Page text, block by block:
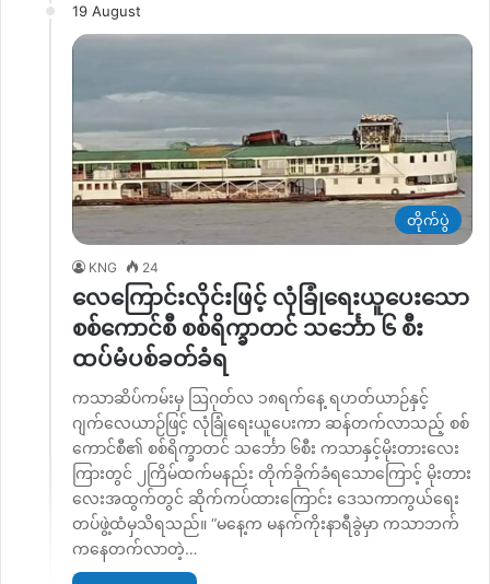
19 August
တိုက်ပွဲ
KNG 24
လေကြောင်းလိုင်းဖြင့် လုံခြုံရေးယူပေးသော
စစ်ကောင်စီ စစ်ရိက္ခာတင် သင်္ဘော ၆ စီး
ထပ်မံပစ်ခတ်ခံရ
ကသာဆိပ်ကမ်းမှ ဩဂုတ်လ ၁၈ရက်နေ့ ရဟတ်ယာဉ်နှင့်
ဂျက်လေယာဉ်ဖြင့် လုံခြုံရေးယူပေးကာ ဆန်တက်လာသည့် စစ်
ကောင်စီ၏ စစ်ရိက္ခာတင် သင်္ဘော ၆စီး ကသာနှင့်မိုးတားလေး
ကြားတွင် ၂ကြိမ်ထက်မနည်း တိုက်ခိုက်ခံရသောကြောင့် မိုးတား
လေးအထွက်တွင် ဆိုက်ကပ်ထားကြောင်း ဒေသကာကွယ်ရေး
တပ်ဖွဲ့ထံမှသိရသည်။ “မနေ့က မနက်ကိုးနာရီခွဲမှာ ကသာဘက်
ကနေတက်လာတဲ့…